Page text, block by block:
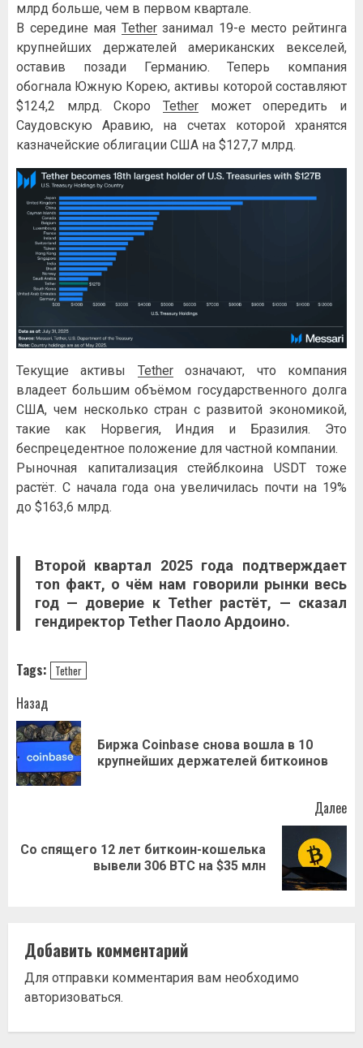
млрд больше, чем в первом квартале.
В середине мая Tetherзанимал 19-е место рейтинга
крупнейших держателей американских векселей,
оставив позади Германию. Теперь компания
обогнала Южную Корею, активы которой составляют
$124,2 млрд. Скоро Tether может опередить и
Саудовскую Аравию, на счетах которой хранятся
казначейские облигации США на $127,7 млрд.
Текущие активы Tetherозначают, что компания
владеет большим объёмом государственного долга
США, чем несколько стран с развитой экономикой,
такие как Норвегия, Индия и Бразилия. Это
беспрецедентное положение для частной компании.
Рыночная капитализация стейблкоина USDT тоже
растёт. С начала года она увеличилась почти на 19%
до $163,6 млрд.
Второй квартал 2025 года подтверждает
тоn факт, о чём нам говорили рынки весь
год — доверие к Tetherрастёт, — сказал
гендиректор TetherПаоло Ардоино.
Tags: Tether
Навигация
записи
Назад
Биржа Coinbase снова вошла в 10
крупнейших держателей биткоинов
Далее
Следующая
Со спящего 12 лет биткоин-кошелька
вывели 306 BTC на $35 млн
Добавить комментарий
Для отправки комментария вам необходимо
авторизоваться.